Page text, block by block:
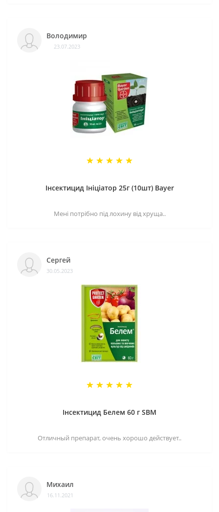
Володимир
23.07.2023
Інсектицид Ініціатор 25г (10шт) Bayer
Мені потрібно під лохину від хруща..
Сергей
30.05.2023
Інсектицид Белем 60 г SBM
Отличный препарат, очень хорошо действует..
Михаил
16.11.2021